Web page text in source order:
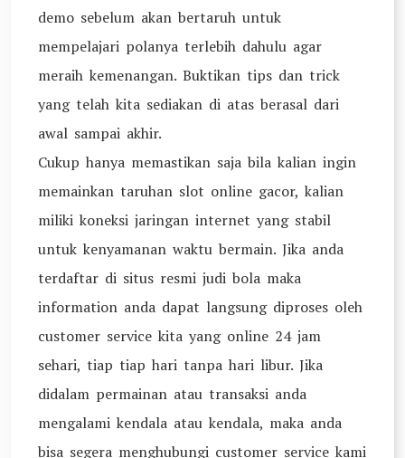
demo sebelum akan bertaruh untuk
mempelajari polanya terlebih dahulu agar
meraih kemenangan. Buktikan tips dan trick
yang telah kita sediakan di atas berasal dari
awal sampai akhir.
Cukup hanya memastikan saja bila kalian ingin
memainkan taruhan slot online gacor, kalian
miliki koneksi jaringan internet yang stabil
untuk kenyamanan waktu bermain. Jika anda
terdaftar di situs resmi judi bola maka
information anda dapat langsung diproses oleh
customer service kita yang online 24 jam
sehari, tiap tiap hari tanpa hari libur. Jika
didalam permainan atau transaksi anda
mengalami kendala atau kendala, maka anda
bisa segera menghubungi customer service kami